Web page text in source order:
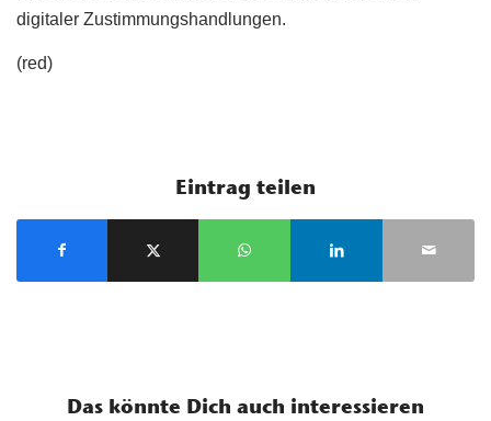
digitaler Zustimmungshandlungen.
(red)
Eintrag teilen
Das könnte Dich auch interessieren